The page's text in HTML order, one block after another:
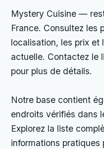
Mystery Cuisine —
France. Consultez les
localisation, les prix et
actuelle. Contactez le
pour plus de détails.
Notre base contient
endroits vérifiés dans
Explorez la liste
informations pratiques